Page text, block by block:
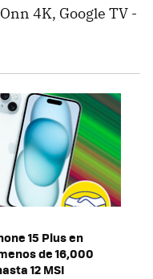
4K, Google TV -
15 Plus en
de 16,000
12 MSI